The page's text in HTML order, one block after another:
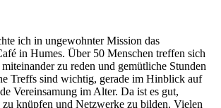
ich in ungewohnter Mission das
in Humes. Über 50 Menschen treffen sich
zu reden und gemütliche Stunden
Treffs sind wichtig, gerade im Hinblick auf
Vereinsamung im Alter. Da ist es gut,
knüpfen und Netzwerke zu bilden. Vielen